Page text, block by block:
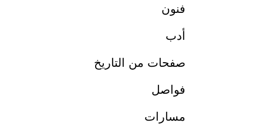
فنون
أدب
صفحات من التاريخ
فواصل
مسارات